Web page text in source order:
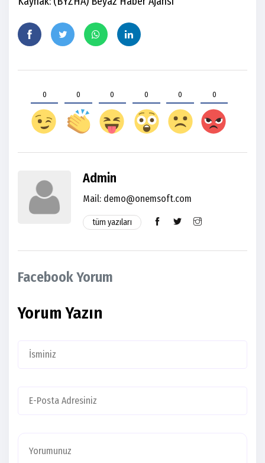
0 0 0 0 0 0
Admin
Mail: demo@onemsoft.com
tüm yazıları
Facebook Yorum
Yorum Yazın